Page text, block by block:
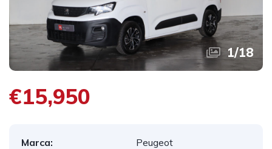
1/18
€15,950
Marca:
Peugeot